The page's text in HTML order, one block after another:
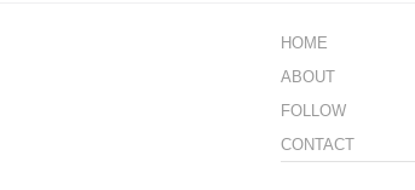
HOME
ABOUT
FOLLOW
CONTACT